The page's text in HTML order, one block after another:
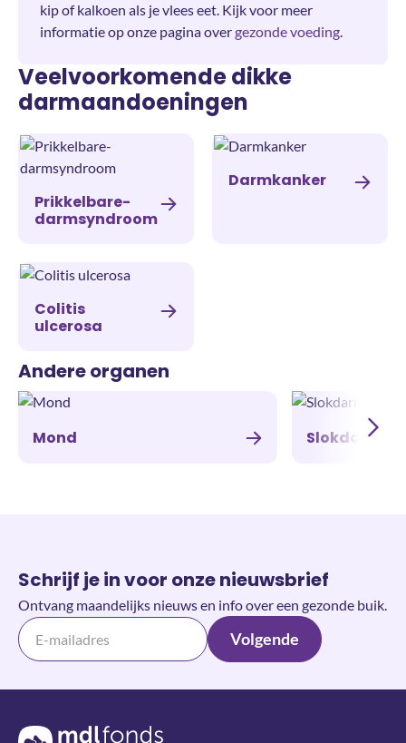
kip of kalkoen als je vlees eet. Kijk voor meer
informatie op onze pagina overgezonde voeding.
Veelvoorkomende dikke
darmaandoeningen
Prikkelbare-
darmsyndroom
Darmkanker
Colitis
ulcerosa
Andere organen
Mond Slokdarm
Schrijf je in voor onze nieuwsbrief
Ontvang maandelijks nieuws en info over een gezonde buik.
Volgende
Terug naar de homepage